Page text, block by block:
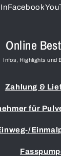
Facebook
Online
Infos, Highlights und
Zahlung &
für